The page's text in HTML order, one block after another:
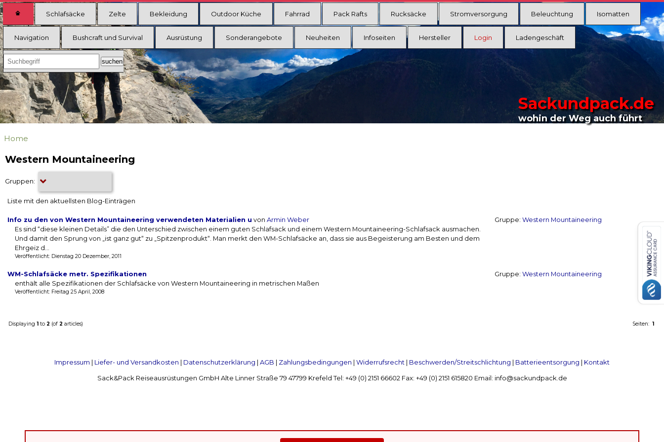
Schlafsäcke Zelte Bekleidung Outdoor Küche Fahrrad Pack Rafts Rucksäcke Stromversorgung Beleuchtung Isomatten
Navigation Bushcraft und Survival Ausrüstung Sonderangebote Neuheiten Infoseiten Hersteller Login Ladengeschäft
Sackundpack.de
wohin der Weg auch führt
Home
Western Mountaineering
Gruppen:
Liste mit den aktuellsten Blog-Einträgen
Info zu den von Western Mountaineering verwendeten Materialien u von Armin Weber Gruppe: Western Mountaineering
Es sind “diese kleinen Details” die den Unterschied zwischen einem guten Schlafsack und einem Western Mountaineering-Schlafsack ausmachen.
Und damit den Sprung von „ist ganz gut“ zu „Spitzenprodukt“. Man merkt den WM-Schlafsäcke an, dass sie aus Begeisterung am Besten und dem
Ehrgeiz d...
Veröffentlicht: Dienstag 20 Dezember, 2011
WM-Schlafsäcke metr. Spezifikationen Gruppe: Western Mountaineering
enthält alle Spezifikationen der Schlafsäcke von Western Mountaineering in metrischen Maßen
Veröffentlicht: Freitag 25 April, 2008
Displaying 1 to 2 (of 2 articles) Seiten: 1
Impressum | Liefer- und Versandkosten | Datenschutzerklärung | AGB | Zahlungsbedingungen | Widerrufsrecht | Beschwerden/Streitschlichtung | Batterieentsorgung | Kontakt
Sack&Pack Reiseausrüstungen GmbH Alte Linner Straße 79 47799 Krefeld Tel: +49 (0) 2151 66602 Fax: +49 (0) 2151 615820 Email: info@sackundpack.de